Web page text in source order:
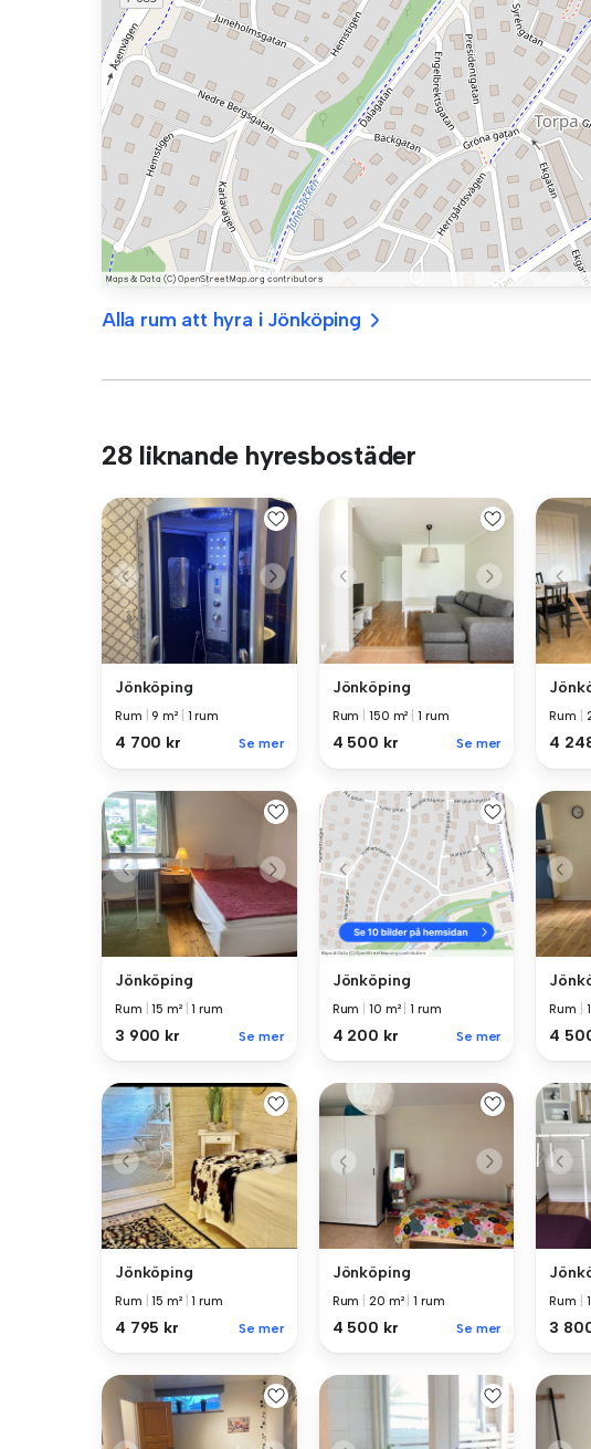
Alla rum att hyra i Jönköping
28 liknande hyresbostäder
Jönköping
Rum |9 m² 1 rum
4 700 kr Se mer
Jönköping
Rum 150 m² |1 rum
4 500 kr Se mer
Rum
4
Jönköping
Rum |15 m² |1 rum
3 900 kr Se mer
Jönköping
Rum 10 m² |1 rum
4 200 kr Se mer
Rum
4
Jönköping
Rum |15 m² |1 rum
4 795 kr Se mer
Jönköping
Rum 20 m² |1 rum
4 500 kr Se mer
Rum
3